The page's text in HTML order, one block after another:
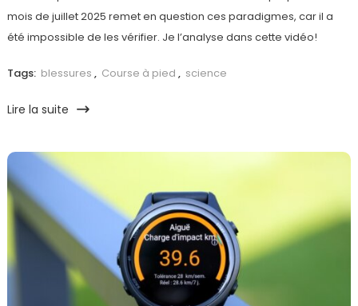
mois de juillet 2025 remet en question ces paradigmes, car il a
été impossible de les vérifier. Je l’analyse dans cette vidéo!
Tags: blessures , Course à pied , science
Lire la suite